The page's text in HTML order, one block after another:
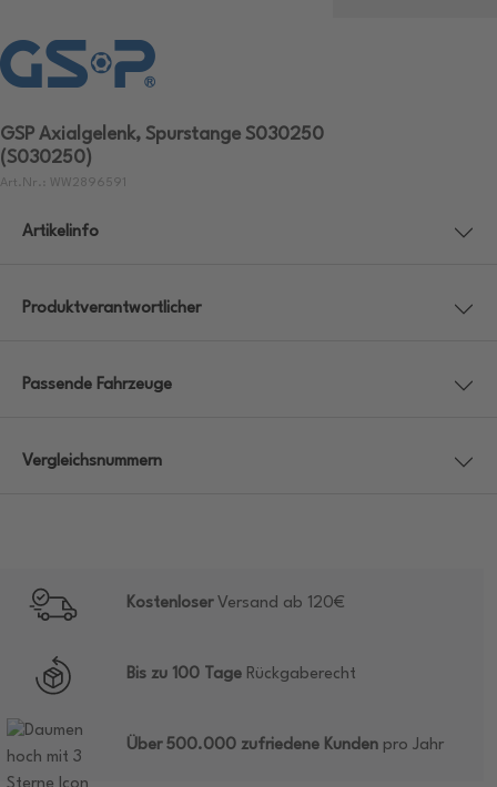
GSP Axialgelenk, Spurstange S030250
(S030250)
Art.Nr.: WW2896591
Artikelinfo
Produktverantwortlicher
Passende Fahrzeuge
Vergleichsnummern
KostenloserVersand ab 120€
Bis zu 100 Tage Rückgaberecht
Über 500.000 zufriedene Kunden pro Jahr